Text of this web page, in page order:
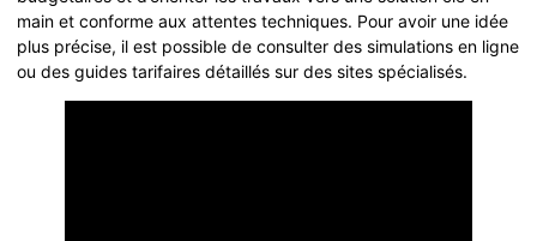
main et conforme aux attentes techniques. Pour avoir une idée
plus précise, il est possible de consulter des simulations en ligne
ou des guides tarifaires détaillés sur des sites spécialisés.